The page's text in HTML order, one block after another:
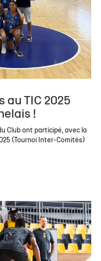
au TIC 2025
!
Club ont participé, avec la
(Tournoi Inter-Comités)